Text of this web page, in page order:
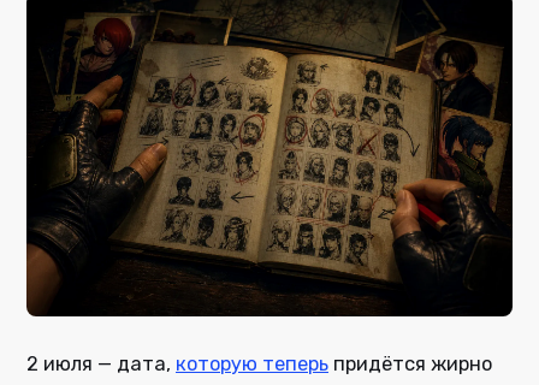
2 июля — дата, которую теперь придётся жирно